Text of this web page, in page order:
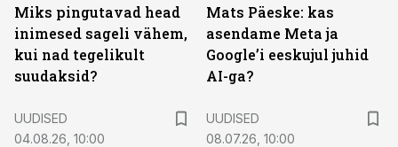
Miks pingutavad head
inimesed sageli vähem,
kui nad tegelikult
suudaksid?
Mats Päeske: kas
asendame Meta ja
Google’i eeskujul juhid
AI-ga?
UUDISED
04.08.26, 10:00
UUDISED
08.07.26, 10:00